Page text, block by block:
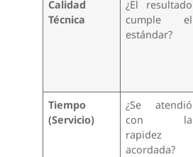
Calidad
Técnica
¿El resultado
cumple el
estándar?
Tiempo
(Servicio)
¿Se atendió
con la
rapidez
acordada?